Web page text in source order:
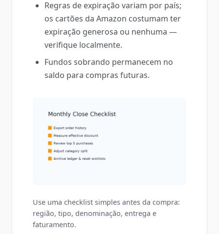
Regras de expiração variam por país;
os cartões da Amazon costumam ter
expiração generosa ou nenhuma —
verifique localmente.
Fundos sobrando permanecem no
saldo para compras futuras.
Use uma checklist simples antes da compra:
região, tipo, denominação, entrega e
faturamento.